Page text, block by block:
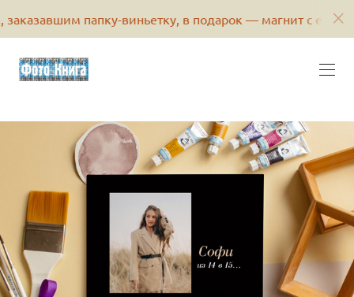
папку-виньетку, в подарок — магнит с его